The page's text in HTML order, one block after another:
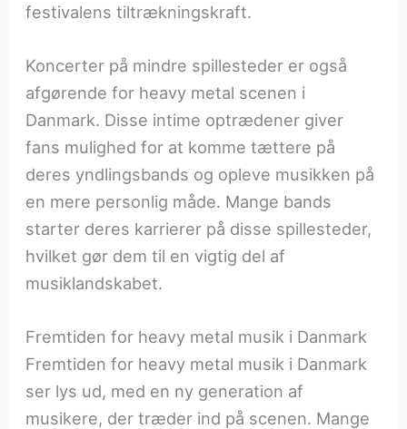
festivalens tiltrækningskraft.
Koncerter på mindre spillesteder er også
afgørende for heavy metal scenen i
Danmark. Disse intime optrædener giver
fans mulighed for at komme tættere på
deres yndlingsbands og opleve musikken på
en mere personlig måde. Mange bands
starter deres karrierer på disse spillesteder,
hvilket gør dem til en vigtig del af
musiklandskabet.
Fremtiden for heavy metal musik i Danmark
Fremtiden for heavy metal musik i Danmark
ser lys ud, med en ny generation af
musikere, der træder ind på scenen. Mange